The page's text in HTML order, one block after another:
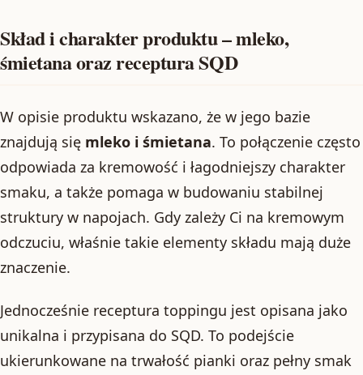
Skład i charakter produktu – mleko,
śmietana oraz receptura SQD
W opisie produktu wskazano, że w jego bazie
znajdują się mleko i śmietana. To połączenie często
odpowiada za kremowość i łagodniejszy charakter
smaku, a także pomaga w budowaniu stabilnej
struktury w napojach. Gdy zależy Ci na kremowym
odczuciu, właśnie takie elementy składu mają duże
znaczenie.
Jednocześnie receptura toppingu jest opisana jako
unikalna i przypisana do SQD. To podejście
ukierunkowane na trwałość pianki oraz pełny smak